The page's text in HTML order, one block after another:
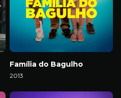
Família do Bagulho
2013